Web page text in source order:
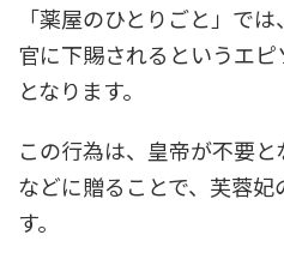
「薬屋のひとりごと」で
官に下賜されるというエ
となります。
この行為は、皇帝が不要
などに贈ることで、芙蓉
す。